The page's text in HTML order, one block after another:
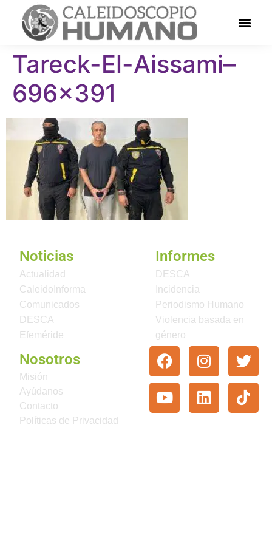
Tareck-El-Aissami–
696×391
Noticias
Actualidad
CaleidoInforma
Comunicados
DESCA
Efeméride
Informes
DESCA
Incidencia
Periodismo Humano
Violencia basada en
género
Nosotros
Misión
Ayúdanos
Contacto
Políticas de Privacidad